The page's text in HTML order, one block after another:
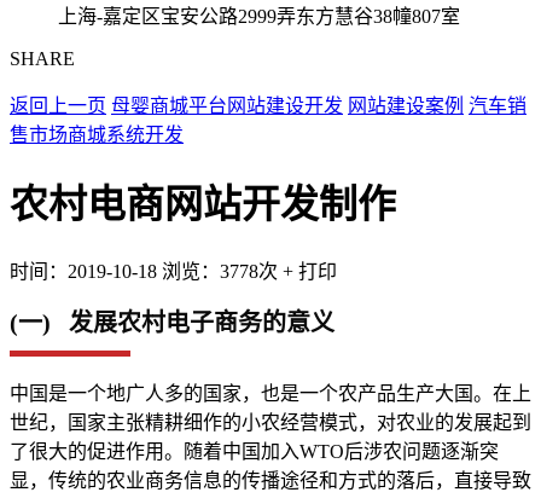
上海-嘉定区宝安公路2999弄东方慧谷38幢807室
SHARE
返回上一页 母婴商城平台网站建设开发 网站建设案例 汽车销
售市场商城系统开发
农村电商网站开发制作
时间：2019-10-18 浏览：3778次 + 打印
(一) 发展农村电子商务的意义
中国是一个地广人多的国家，也是一个农产品生产大国。在上
世纪，国家主张精耕细作的小农经营模式，对农业的发展起到
了很大的促进作用。随着中国加入WTO后涉农问题逐渐突
显，传统的农业商务信息的传播途径和方式的落后，直接导致